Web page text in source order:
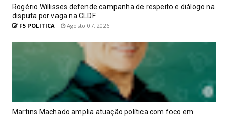
Rogério Willisses defende campanha de respeito e diálogo na
disputa por vaga na CLDF
F5 POLITICA Agosto 07, 2026
Martins Machado amplia atuação política com foco em